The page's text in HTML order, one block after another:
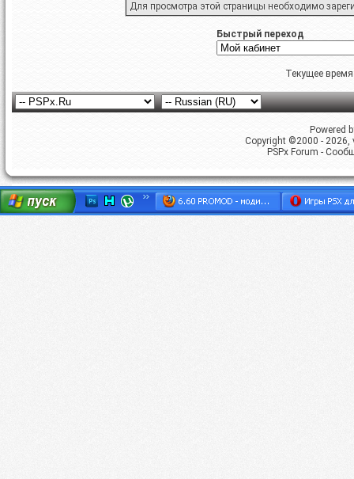
Для просмотра этой страницы необходимо
Быстрый переход
Текущее
Powered
Copyright ©2000 -
PSPx Forum -